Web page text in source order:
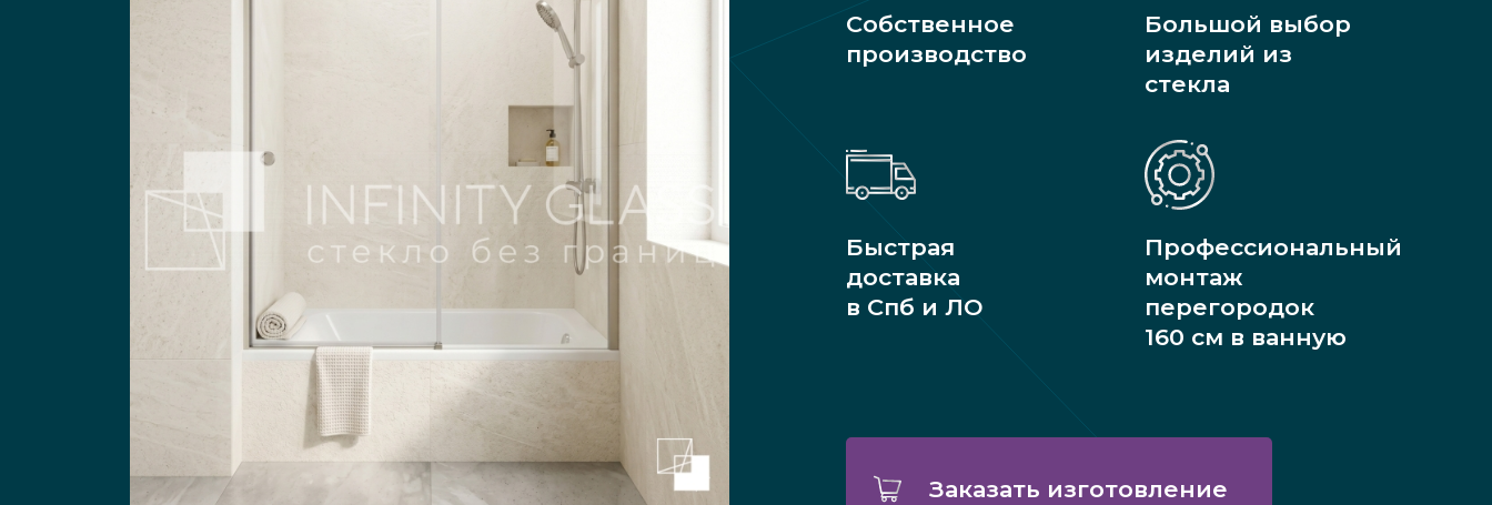
Собственное
производство
Большой выбор
изделий из
стекла
Быстрая
доставка
в Спб и ЛО
Профессиональный
монтаж
перегородок
160 см в ванную
Заказать изготовление